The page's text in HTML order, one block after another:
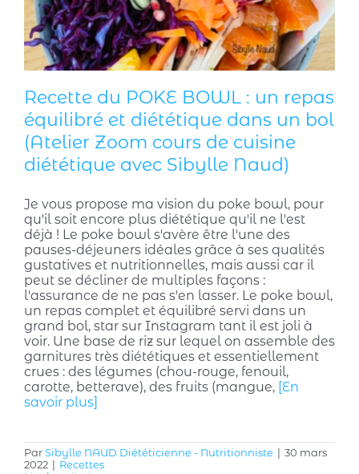
Recette du POKE BOWL : un repas
équilibré et diététique dans un bol
(Atelier Zoom cours de cuisine
diététique avec Sibylle Naud)
Je vous propose ma vision du poke bowl, pour
qu'il soit encore plus diététique qu'il ne l'est
déjà ! Le poke bowl s'avère être l'une des
pauses-déjeuners idéales grâce à ses qualités
gustatives et nutritionnelles, mais aussi car il
peut se décliner de multiples façons :
l'assurance de ne pas s'en lasser. Le poke bowl,
un repas complet et équilibré servi dans un
grand bol, star sur Instagram tant il est joli à
voir. Une base de riz sur lequel on assemble des
garnitures très diététiques et essentiellement
crues : des légumes (chou-rouge, fenouil,
carotte, betterave), des fruits (mangue, [En
savoir plus]
ParSibylle NAUD Diététicienne - Nutritionniste | 30 mars
2022 | Recettes